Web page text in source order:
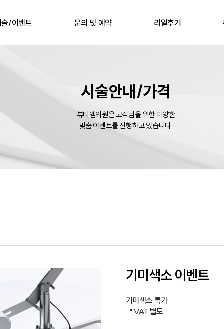
술/이벤트 문의 및 예약 리얼후기
시술안내/가격
뷰티엠의원은 고객님을 위한 다양한
맞춤 이벤트를 진행하고 있습니다.
기미색소 이벤트
기미색소 특가
🚩VAT 별도